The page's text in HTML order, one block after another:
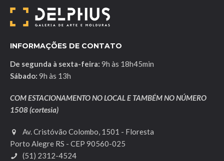
INFORMAÇÕES DE CONTATO
De segunda à sexta-feira: 9h às 18h45min
Sábado: 9h às 13h
COM ESTACIONAMENTO NO LOCAL E TAMBÉM NO NÚMERO
1508 (cortesia)
Av. Cristóvão Colombo, 1501 - Floresta
Porto Alegre RS - CEP 90560-025
(51) 2312-4524